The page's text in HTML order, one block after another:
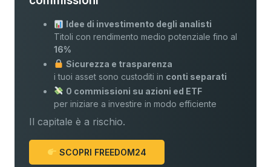
Idee di investimento degli analisti
Titoli con rendimento medio potenziale fino al
16%
Sicurezza e trasparenza
i tuoi asset sono custoditi in conti separati
0 commissioni su azioni ed ETF
per iniziare a investire in modo efficiente
Il capitale è a rischio.
SCOPRI FREEDOM24